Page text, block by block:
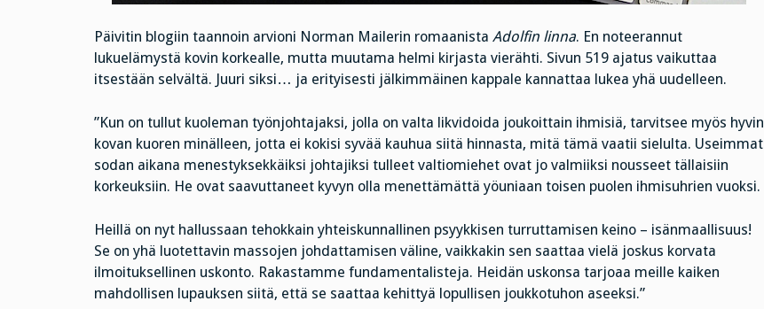
Päivitin blogiin taannoin arvioni Norman Mailerin romaanista Adolfin linna. En noteerannut
lukuelämystä kovin korkealle, mutta muutama helmi kirjasta vierähti. Sivun 519 ajatus vaikuttaa
itsestään selvältä. Juuri siksi… ja erityisesti jälkimmäinen kappale kannattaa lukea yhä uudelleen.
”Kun on tullut kuoleman työnjohtajaksi, jolla on valta likvidoida joukoittain ihmisiä, tarvitsee myös hyvin
kovan kuoren minälleen, jotta ei kokisi syvää kauhua siitä hinnasta, mitä tämä vaatii sielulta. Useimmat
sodan aikana menestyksekkäiksi johtajiksi tulleet valtiomiehet ovat jo valmiiksi nousseet tällaisiin
korkeuksiin. He ovat saavuttaneet kyvyn olla menettämättä yöuniaan toisen puolen ihmisuhrien vuoksi.
Heillä on nyt hallussaan tehokkain yhteiskunnallinen psyykkisen turruttamisen keino – isänmaallisuus!
Se on yhä luotettavin massojen johdattamisen väline, vaikkakin sen saattaa vielä joskus korvata
ilmoituksellinen uskonto. Rakastamme fundamentalisteja. Heidän uskonsa tarjoaa meille kaiken
mahdollisen lupauksen siitä, että se saattaa kehittyä lopullisen joukkotuhon aseeksi.”